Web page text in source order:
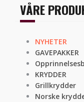
VÅRE
NYHETER
GAVEPAKKER
KRYDDER
Grillkrydder
Norske